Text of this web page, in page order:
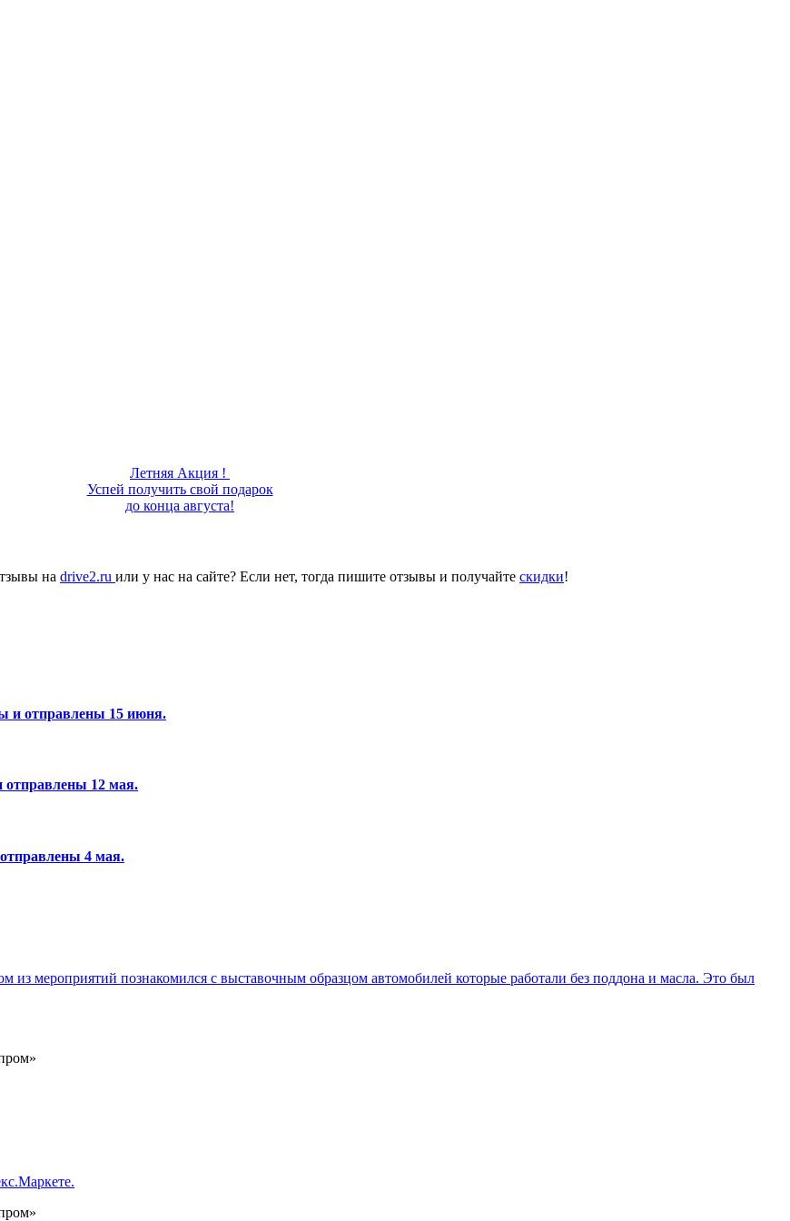
Летняя Акция !
Успей получить свой подарок
до конца августа!
на drive2.ru или у нас на сайте? Если нет, тогда пишите отзывы и получайте скидки!
и отправлены 15 июня.
отправлены 12 мая.
4 мая.
из мероприятий познакомился с выставочным образцом автомобилей которые работали без поддона и масла. Это был